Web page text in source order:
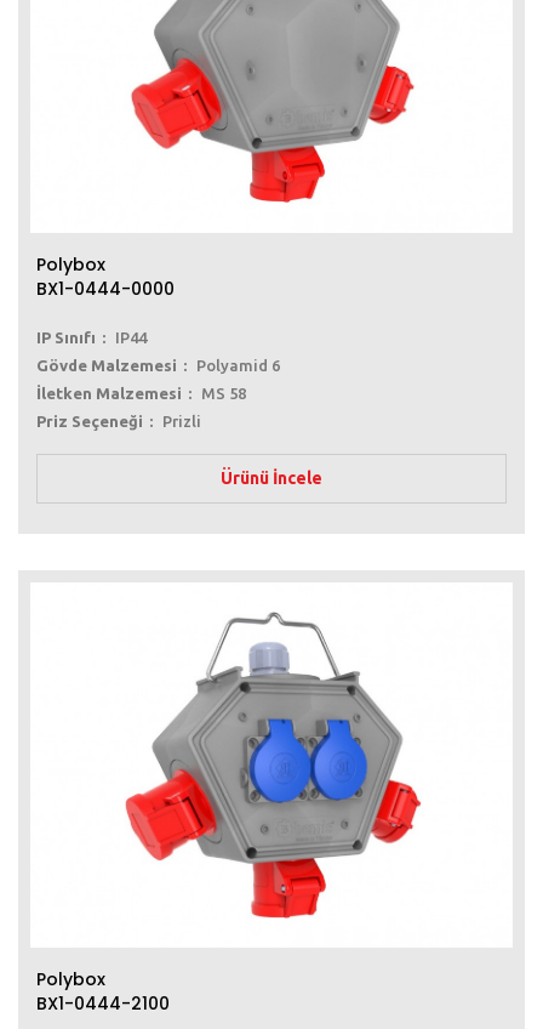
Polybox
BX1-0444-0000
IP Sınıfı
IP44
Gövde Malzemesi
Polyamid 6
İletken Malzemesi
MS 58
Priz Seçeneği
Prizli
Ürünü İncele
Polybox
BX1-0444-2100